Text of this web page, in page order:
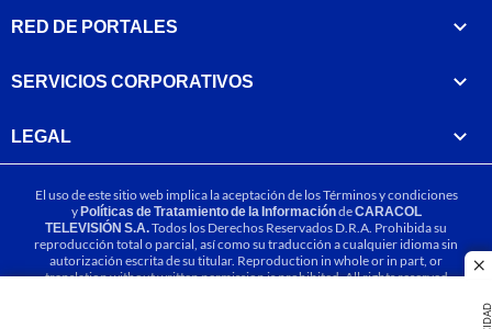
RED DE PORTALES
SERVICIOS CORPORATIVOS
LEGAL
El uso de este sitio web implica la aceptación de losTérminos y condiciones
yPolíticas de Tratamiento de la InformacióndeCARACOL
TELEVISIÓN S.A.Todos los Derechos Reservados D.R.A. Prohibida su
reproducción total o parcial, así como su traducción a cualquier idioma sin
autorización escrita de su titular. Reproduction in whole or in part, or
translation without written permission is prohibited. All rights reserved